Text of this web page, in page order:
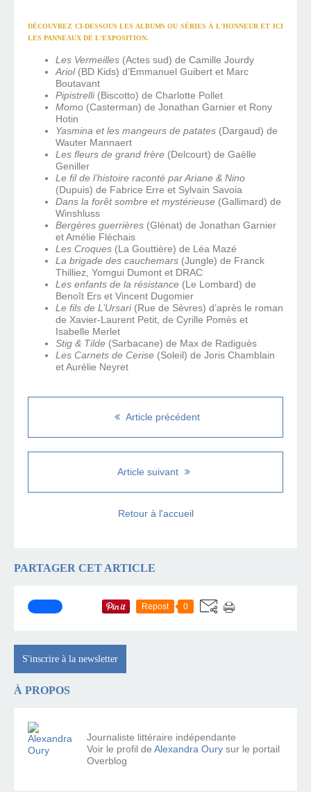
DÉCOUVREZ CI-DESSOUS LES ALBUMS OU SÉRIES À L'HONNEUR ET ICI
LES PANNEAUX DE L'EXPOSITION.
Les Vermeilles (Actes sud) de Camille Jourdy
Ariol(BD Kids) d’Emmanuel Guibert et Marc
Boutavant
Pipistrelli(Biscotto) de Charlotte Pollet
Momo (Casterman) de Jonathan Garnier et Rony
Hotin
Yasmina et les mangeurs de patates (Dargaud) de
Wauter Mannaert
Les fleurs de grand frère (Delcourt) de Gaëlle
Geniller
Le fil de l’histoire raconté par Ariane & Nino
(Dupuis) de Fabrice Erre et Sylvain Savoia
Dans la forêt sombre et mystérieuse (Gallimard) de
Winshluss
Bergères guerrières (Glénat) de Jonathan Garnier
et Amélie Fléchais
Les Croques (La Gouttière) de Léa Mazé
La brigade des cauchemars (Jungle) de Franck
Thilliez, Yomgui Dumont et DRAC
Les enfants de la résistance (Le Lombard) de
Benoît Ers et Vincent Dugomier
Le fils de L’Ursari(Rue de Sèvres) d’après le roman
de Xavier-Laurent Petit, de Cyrille Pomès et
Isabelle Merlet
Stig & Tilde (Sarbacane) de Max de Radiguès
Les Carnets de Cerise (Soleil) de Joris Chamblain
et Aurélie Neyret
Article précédent
Article suivant
Retour à l'accueil
PARTAGER CET ARTICLE
Repost 0
S'inscrire à la newsletter
À PROPOS
Journaliste littéraire indépendante
Voir le profil de Alexandra Oury sur le portail
Overblog